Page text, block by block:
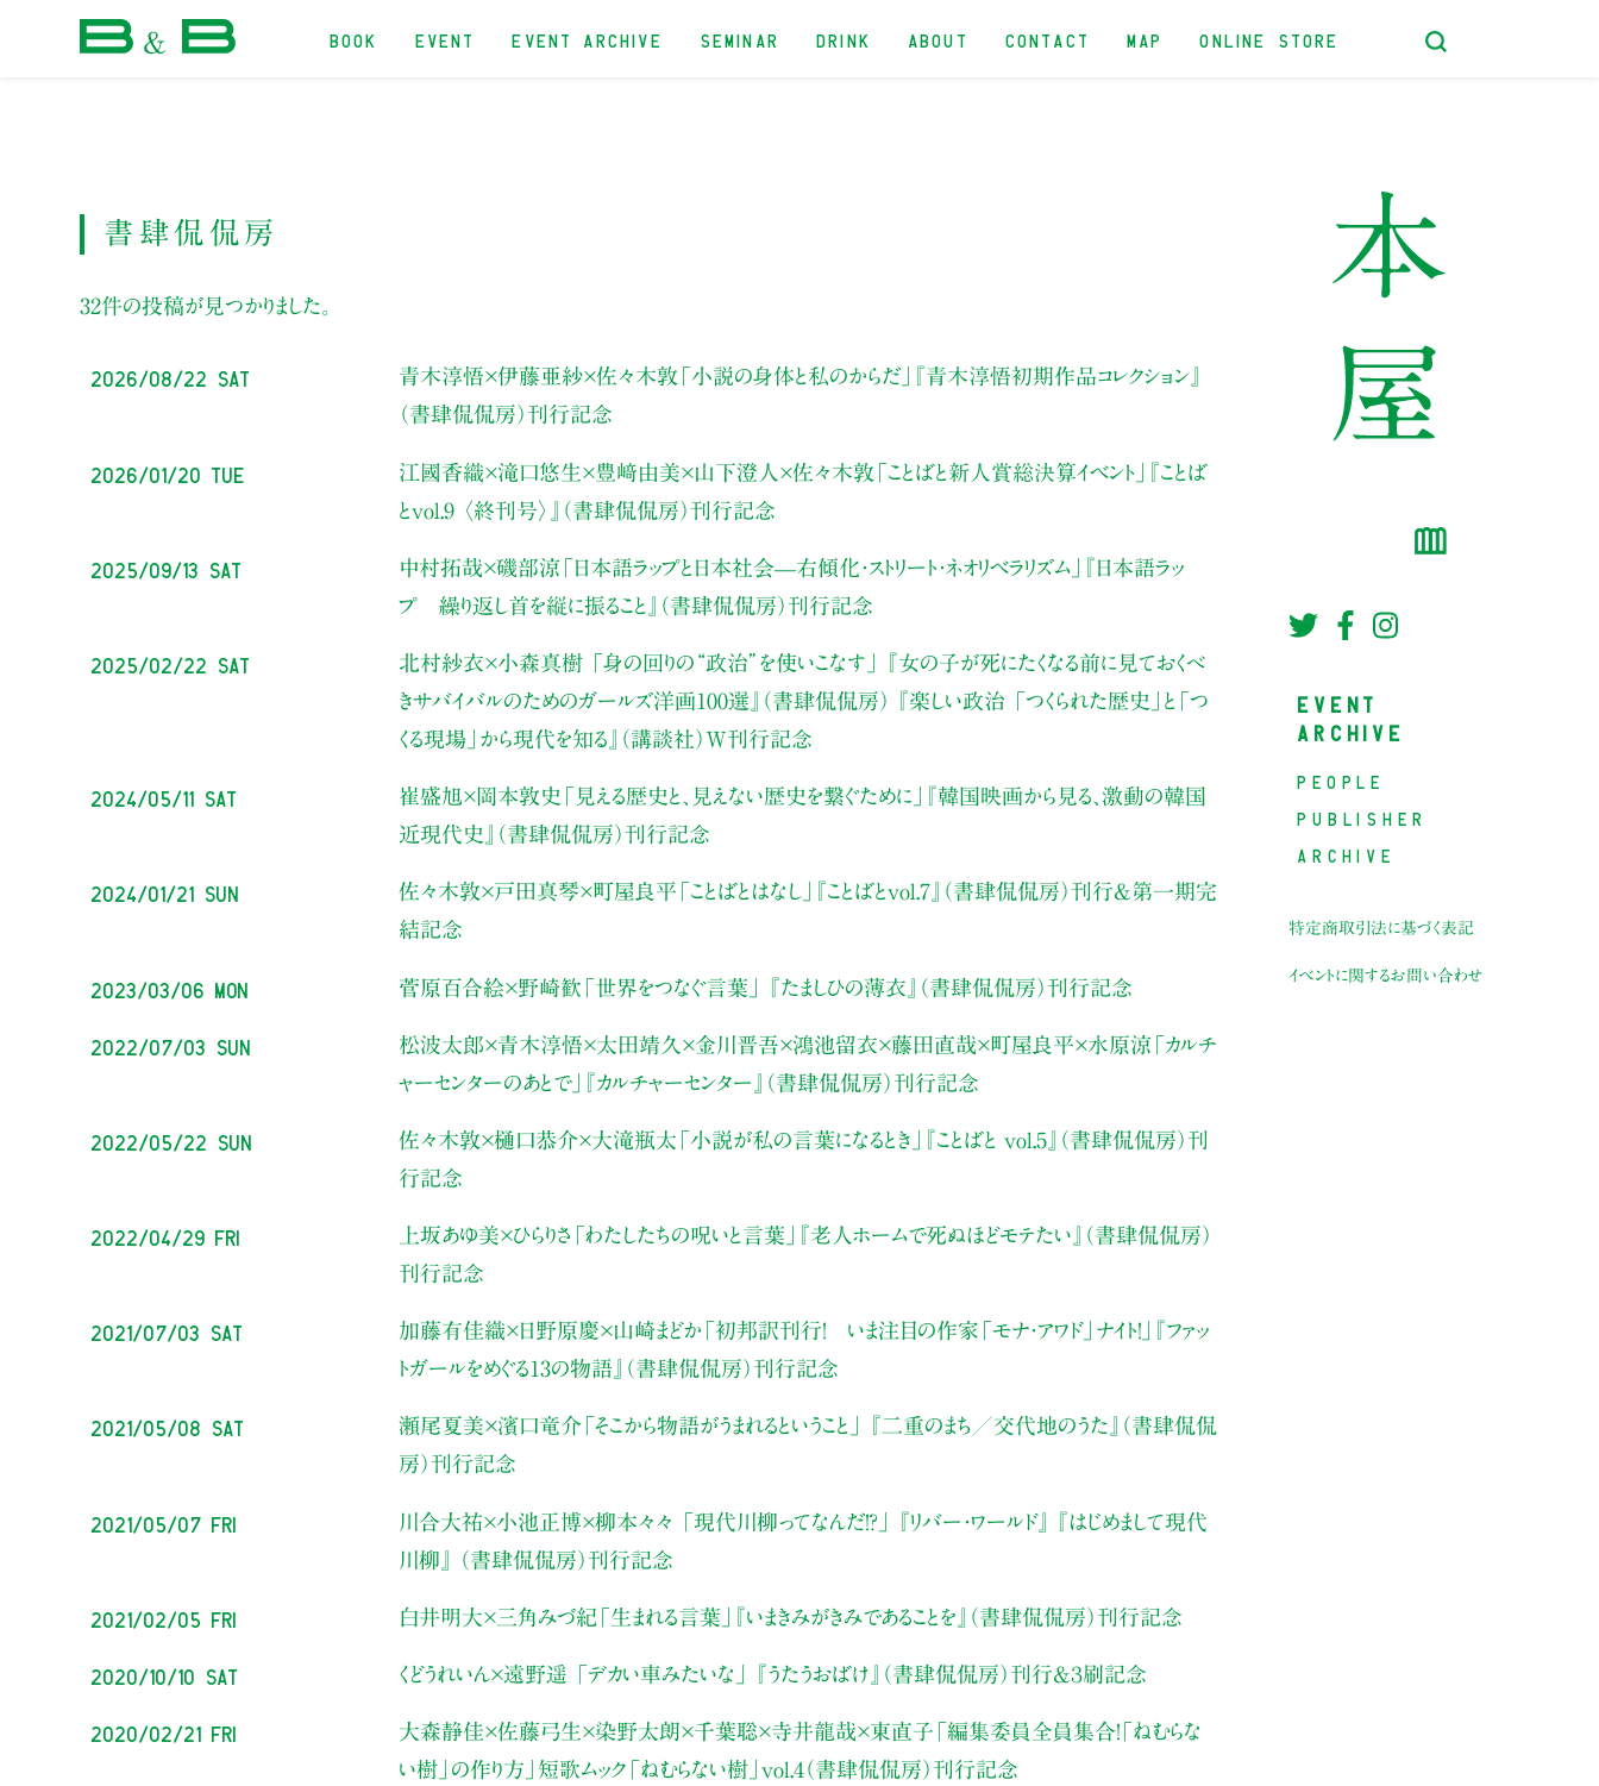
BOOK EVENT EVENT ARCHIVE SEMINAR DRINK ABOUT CONTACT MAP ONLINE STORE
書肆侃侃房
32件の投稿が見つかりました。
2026/08/22 Sat 青木淳悟×伊藤亜紗×佐々木敦 「小説の身体と私のからだ」
『青木淳悟初期作品コレクション』
（書肆侃侃房）刊行記念
2026/01/20 Tue
江國香織×滝口悠生×豊﨑由美×山下澄人×佐々木敦「ことばと新人賞総決算イベント」『ことば
とvol.9 〈終刊号〉』（書肆侃侃房）刊行記念
2025/09/13 Sat 中村拓哉×磯部涼「日本語ラップと日本社会—右傾化・ストリート・ネオリベラリズム」
『日本語ラッ
プ 繰り返し首を縦に振ること』（書肆侃侃房）刊行記念
2025/02/22 Sat 北村紗衣×小森真樹 「身の回りの“政治”を使いこなす」
『女の子が死にたくなる前に見ておくべ
きサバイバルのためのガールズ洋画100選』（書肆侃侃房） 『楽しい政治 「つくられた歴史」と 「つ
くる現場」から現代を知る』（講談社）W刊行記念
2024/05/11 Sat 崔盛旭×岡本敦史 「見える歴史と、見えない歴史を繋ぐために」
『韓国映画から見る、激動の韓国
近現代史』（書肆侃侃房）刊行記念
2024/01/21 Sun 佐々木敦×戸田真琴×町屋良平 「ことばとはなし」
『ことばとvol.7』（書肆侃侃房）刊行&第一期完
結記念
2023/03/06 Mon 菅原百合絵×野崎歓 「世界をつなぐ言葉」 『たましひの薄衣』（書肆侃侃房）刊行記念
2022/07/03 Sun 松波太郎×青木淳悟×太田靖久×金川晋吾×鴻池留衣×藤田直哉×町屋良平×水原涼「カルチ
ャーセンターのあとで」
『カルチャーセンター』（書肆侃侃房）刊行記念
2022/05/22 Sun 佐々木敦×樋口恭介×大滝瓶太 「小説が私の言葉になるとき」
『ことばと vol.5』（書肆侃侃房）刊
行記念
2022/04/29 Fri 上坂あゆ美×ひらりさ 「わたしたちの呪いと言葉」
『老人ホームで死ぬほどモテたい』（書肆侃侃房）
刊行記念
2021/07/03 Sat 加藤有佳織×日野原慶×山崎まどか 「初邦訳刊行！ いま注目の作家「モナ・アワド」ナイト！」
『ファッ
トガールをめぐる13の物語』
（書肆侃侃房）刊行記念
2021/05/08 Sat 瀬尾夏美×濱口竜介「そこから物語がうまれるということ」 『二重のまち／交代地のうた』
（書肆侃侃
房）刊行記念
2021/05/07 Fri 川合大祐×小池正博×柳本々々 「現代川柳ってなんだ！？」 『リバー・ワールド』
『はじめまして現代
川柳』 （書肆侃侃房）刊行記念
2021/02/05 Fri 白井明大×三角みづ紀 「生まれる言葉」 『いまきみがきみであることを』（書肆侃侃房）刊行記念
2020/10/10 Sat くどうれいん×遠野遥 「デカい車みたいな」 『うたうおばけ』（書肆侃侃房）刊行&３刷記念
2020/02/21 Fri 大森静佳×佐藤弓生×染野太朗×千葉聡×寺井龍哉×東直子 「編集委員全員集合！「ねむらな
い樹」の作り方」 短歌ムック「ねむらない樹」vol.4（書肆侃侃房）刊行記念
EVENT
ARCHIVE
PEOPLE
PUBLISHER
ARCHIVE
特定商取引法に基づく表記
イベントに関するお問い合わせ